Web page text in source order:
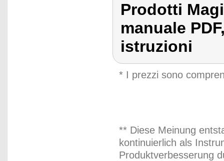
Prodotti
manuale
istruzioni
* I prezzi sono
** Diese Meinung
kontinuierlich als
Produktverbesserung